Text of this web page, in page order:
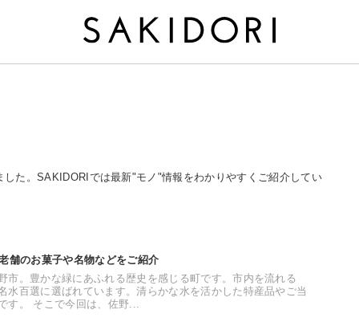
た。SAKIDORIでは最新"モノ"情報をわかりやすくご紹介してい
舗のお菓子や名物などをご紹介
市。豊かな緑にあふれる歴史を感じる町です。市内を流れる
水百選に選ばれています。清らかな水を活かした特産品やご当
す。 そこで今回は、佐野...